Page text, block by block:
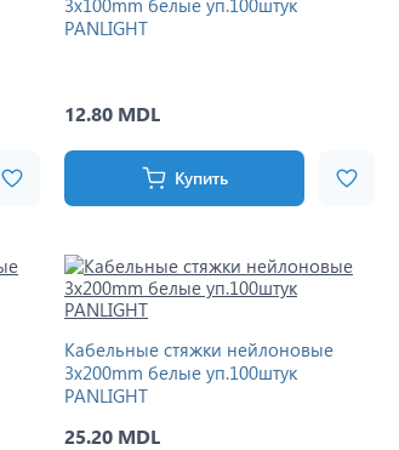
3x100mm белые уп.100штук
PANLIGHT
12.80 MDL
Купить
Кабельные стяжки нейлоновые
3x200mm белые уп.100штук
PANLIGHT
25.20 MDL